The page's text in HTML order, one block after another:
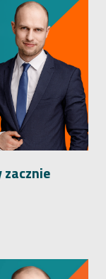
zacznie